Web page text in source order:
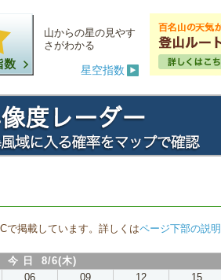
山からの星の見やす
さがわかる
星空指数
で掲載しています。詳しくはページ下部の説明
今 日 8/6(木)
06 09 12 15